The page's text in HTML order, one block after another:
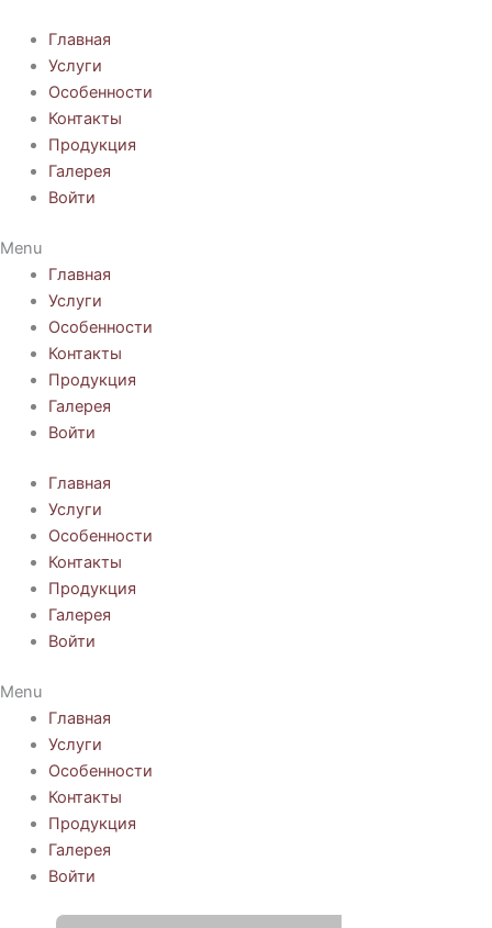
содержимому
Главная
Услуги
Особенности
Контакты
Продукция
Галерея
Войти
Menu
Главная
Услуги
Особенности
Контакты
Продукция
Галерея
Войти
Главная
Услуги
Особенности
Контакты
Продукция
Галерея
Войти
Menu
Главная
Услуги
Особенности
Контакты
Продукция
Галерея
Войти